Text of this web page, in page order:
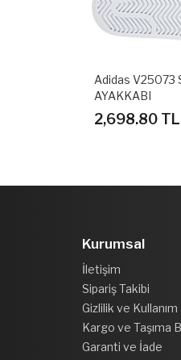
Adidas V25073
AYAKKABI
2,698.80 TL
Kurumsal
İletişim
Sipariş Takibi
Gizlilik ve Kullanım
Kargo ve Taşıma
Garanti ve İade